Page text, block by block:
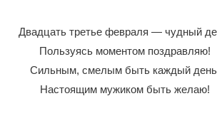
Двадцать третье февраля — чудный
Пользуясь моментом поздравляю!
Сильным, смелым быть каждый
Настоящим мужиком быть желаю!